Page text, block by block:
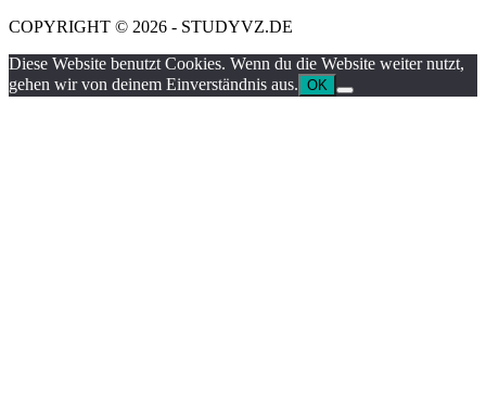
COPYRIGHT © 2026 - STUDYVZ.DE
Diese Website benutzt Cookies. Wenn du die Website weiter nutzt,
gehen wir von deinem Einverständnis aus. OK